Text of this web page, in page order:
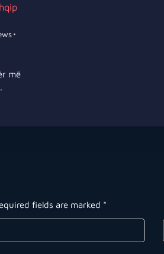
•
më
fields are marked *